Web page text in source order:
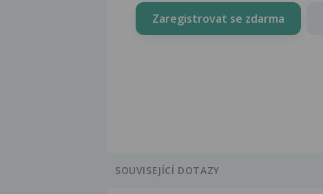
Zaregistrovat se zdarma
SOUVISEJÍCÍ DOTAZY